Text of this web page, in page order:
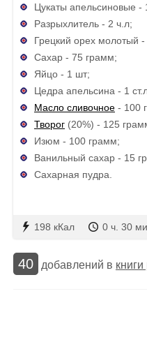
Цукаты апельсиновые -
Разрыхлитель - 2 ч.л;
Грецкий орех молотый
Сахар - 75 грамм;
Яйцо - 1 шт;
Цедра апельсина - 1
Масло сливочное - 100
Творог (20%) - 125
Изюм - 100 грамм;
Ванильный сахар - 15
Сахарная пудра.
198 кКал 0 ч. 30
40 добавлений в